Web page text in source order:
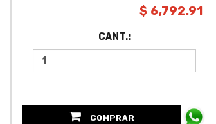
$ 6,792.91
CANT.:
COMPRAR